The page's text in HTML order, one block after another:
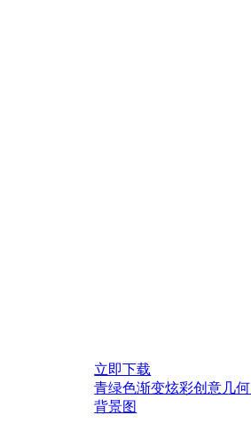
立即下载
青绿色渐变炫彩创意几
背景图